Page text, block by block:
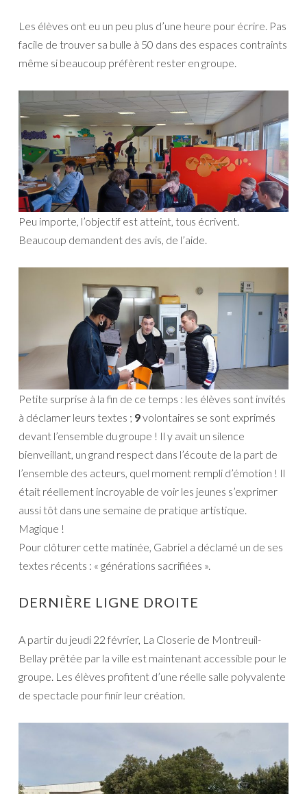
Les élèves ont eu un peu plus d’une heure pour écrire. Pas
facile de trouver sa bulle à 50 dans des espaces contraints
même si beaucoup préfèrent rester en groupe.
Peu importe, l’objectif est atteint, tous écrivent.
Beaucoup demandent des avis, de l’aide.
Petite surprise à la fin de ce temps : les élèves sont invités
à déclamer leurs textes ; 9volontaires se sont exprimés
devant l’ensemble du groupe ! Il y avait un silence
bienveillant, un grand respect dans l’écoute de la part de
l’ensemble des acteurs, quel moment rempli d’émotion ! Il
était réellement incroyable de voir les jeunes s’exprimer
aussi tôt dans une semaine de pratique artistique.
Magique !
Pour clôturer cette matinée, Gabriel a déclamé un de ses
textes récents : « générations sacrifiées ».
DERNIÈRE LIGNE DROITE
A partir du jeudi 22 février, La Closerie de Montreuil-
Bellay prêtée par la ville est maintenant accessible pour le
groupe. Les élèves profitent d’une réelle salle polyvalente
de spectacle pour finir leur création.